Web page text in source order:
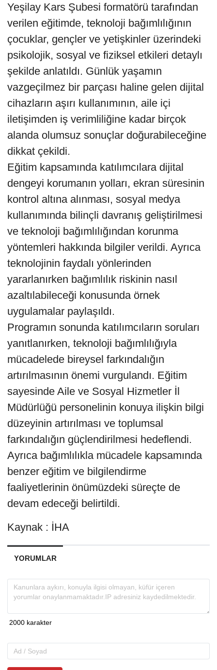
Yeşilay Kars Şubesi formatörü tarafından
verilen eğitimde, teknoloji bağımlılığının
çocuklar, gençler ve yetişkinler üzerindeki
psikolojik, sosyal ve fiziksel etkileri detaylı
şekilde anlatıldı. Günlük yaşamın
vazgeçilmez bir parçası haline gelen dijital
cihazların aşırı kullanımının, aile içi
iletişimden iş verimliliğine kadar birçok
alanda olumsuz sonuçlar doğurabileceğine
dikkat çekildi.
Eğitim kapsamında katılımcılara dijital
dengeyi korumanın yolları, ekran süresinin
kontrol altına alınması, sosyal medya
kullanımında bilinçli davranış geliştirilmesi
ve teknoloji bağımlılığından korunma
yöntemleri hakkında bilgiler verildi. Ayrıca
teknolojinin faydalı yönlerinden
yararlanırken bağımlılık riskinin nasıl
azaltılabileceği konusunda örnek
uygulamalar paylaşıldı.
Programın sonunda katılımcıların soruları
yanıtlanırken, teknoloji bağımlılığıyla
mücadelede bireysel farkındalığın
artırılmasının önemi vurgulandı. Eğitim
sayesinde Aile ve Sosyal Hizmetler İl
Müdürlüğü personelinin konuya ilişkin bilgi
düzeyinin artırılması ve toplumsal
farkındalığın güçlendirilmesi hedeflendi.
Ayrıca bağımlılıkla mücadele kapsamında
benzer eğitim ve bilgilendirme
faaliyetlerinin önümüzdeki süreçte de
devam edeceği belirtildi.
Kaynak : İHA
YORUMLAR